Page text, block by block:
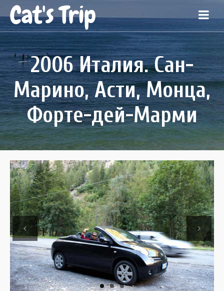
Cat's Trip
2006 Италия. Сан-
Марино, Асти, Монца,
Форте-дей-Марми
Previous Next